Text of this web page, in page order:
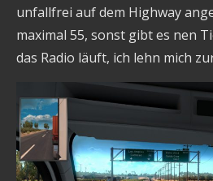
unfallfrei auf dem Highway
maximal 55, sonst gibt es nen
das Radio läuft, ich lehn mich